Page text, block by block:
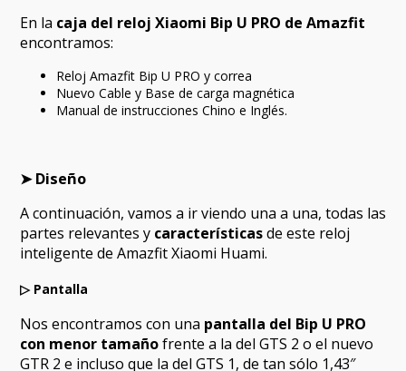
En la caja del reloj Xiaomi Bip U PRO de Amazfit
encontramos:
Reloj Amazfit Bip U PRO y correa
Nuevo Cable y Base de carga magnética
Manual de instrucciones Chino e Inglés.
➤ Diseño
A continuación, vamos a ir viendo una a una, todas las
partes relevantes y característicasde este reloj
inteligente de Amazfit Xiaomi Huami.
▷ Pantalla
Nos encontramos con una pantalla del Bip U PRO
con menor tamañofrente a la del GTS 2 o el nuevo
GTR 2 e incluso que la del GTS 1, de tan sólo 1,43″